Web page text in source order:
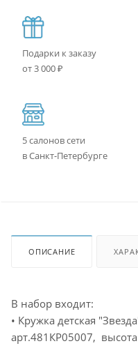
Подарки к заказу
от 3 000 ₽
5 салонов сети
в Санкт-Петербурге
ОПИСАНИЕ
В набор входит:
• Кружка детская
арт.481КР05007,